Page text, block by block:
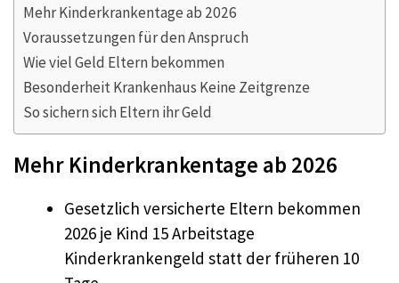
Mehr Kinderkrankentage ab 2026
Voraussetzungen für den Anspruch
Wie viel Geld Eltern bekommen
Besonderheit Krankenhaus Keine Zeitgrenze
So sichern sich Eltern ihr Geld
Mehr Kinderkrankentage ab 2026
Gesetzlich versicherte Eltern bekommen
2026 je Kind 15 Arbeitstage
Kinderkrankengeld statt der früheren 10